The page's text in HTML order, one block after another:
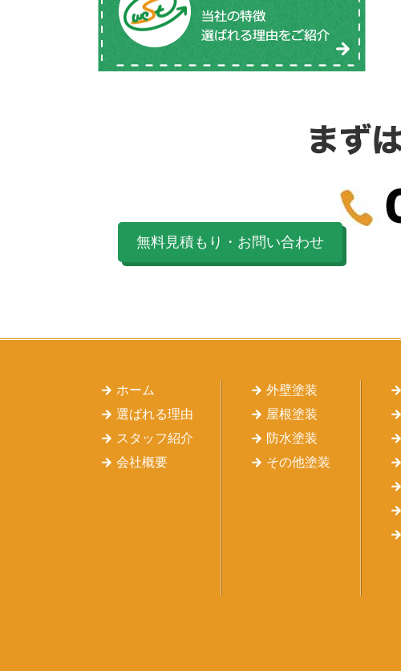
無料見積もり・お問い合わせ
ホーム
選ばれる理由
スタッフ紹介
会社概要
外壁塗装
屋根塗装
防水塗装
その他塗装